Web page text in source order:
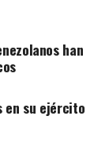
han
en su ejército